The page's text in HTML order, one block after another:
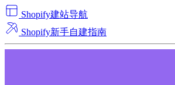
Shopify建站导航
Shopify新手自建指南